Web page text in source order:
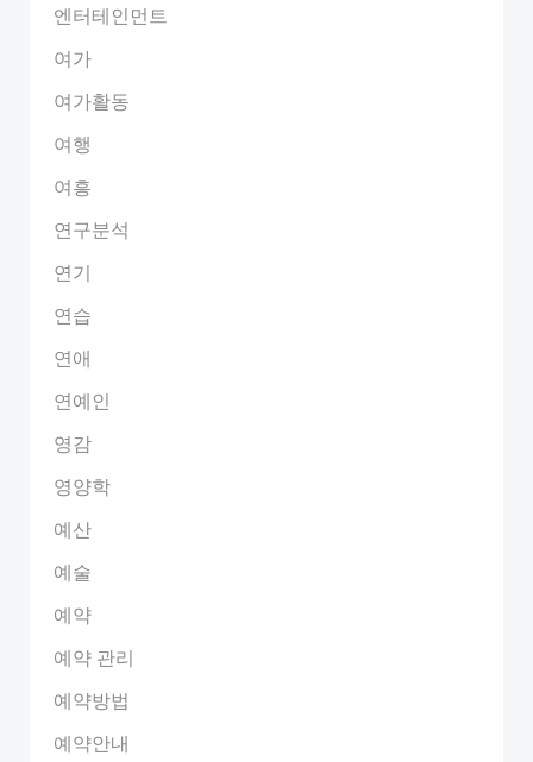
엔터테인먼트
여가
여가활동
여행
여흥
연구분석
연기
연습
연애
연예인
영감
영양학
예산
예술
예약
예약 관리
예약방법
예약안내